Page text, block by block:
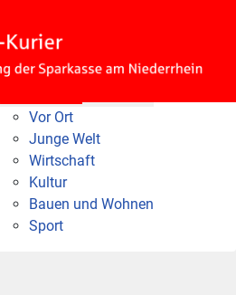
Vor Ort
Junge Welt
Wirtschaft
Kultur
Bauen und Wohnen
Sport